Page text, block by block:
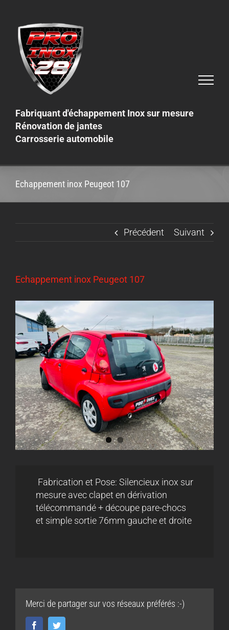
content
Fabriquant d'échappement Inox sur mesure
Rénovation de jantes
Carrosserie automobile
Echappement inox Peugeot 107
Précédent Suivant
Echappement inox Peugeot 107
Fabrication et Pose: Silencieux inox sur
mesure avec clapet en dérivation
télécommandé + découpe pare-chocs
et simple sortie 76mm gauche et droite
Merci de partager sur vos réseaux préférés :-)
FacebookTwitter